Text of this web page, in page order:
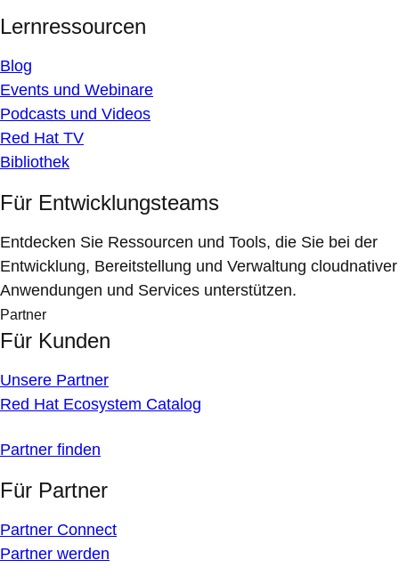
Lernressourcen
Blog
Events und Webinare
Podcasts und Videos
Red Hat TV
Bibliothek
Für Entwicklungsteams
Entdecken Sie Ressourcen und Tools, die Sie bei der
Entwicklung, Bereitstellung und Verwaltung cloudnativer
Anwendungen und Services unterstützen.
Partner
Für Kunden
Unsere Partner
Red Hat Ecosystem Catalog
Partner finden
Für Partner
Partner Connect
Partner werden